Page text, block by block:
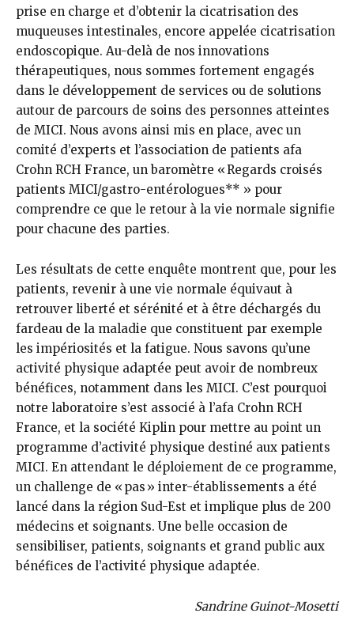
prise en charge et d’obtenir la cicatrisation des
muqueuses intestinales, encore appelée cicatrisation
endoscopique. Au-delà de nos innovations
thérapeutiques, nous sommes fortement engagés
dans le développement de services ou de solutions
autour de parcours de soins des personnes atteintes
de MICI. Nous avons ainsi mis en place, avec un
comité d’experts et l’association de patients afa
Crohn RCH France, un baromètre « Regards croisés
patients MICI/gastro-entérologues** » pour
comprendre ce que le retour à la vie normale signifie
pour chacune des parties.
Les résultats de cette enquête montrent que, pour les
patients, revenir à une vie normale équivaut à
retrouver liberté et sérénité et à être déchargés du
fardeau de la maladie que constituent par exemple
les impériosités et la fatigue. Nous savons qu’une
activité physique adaptée peut avoir de nombreux
bénéfices, notamment dans les MICI. C’est pourquoi
notre laboratoire s’est associé à l’afa Crohn RCH
France, et la société Kiplin pour mettre au point un
programme d’activité physique destiné aux patients
MICI. En attendant le déploiement de ce programme,
un challenge de « pas » inter-établissements a été
lancé dans la région Sud-Est et implique plus de 200
médecins et soignants. Une belle occasion de
sensibiliser, patients, soignants et grand public aux
bénéfices de l’activité physique adaptée.
Sandrine Guinot-Mosetti